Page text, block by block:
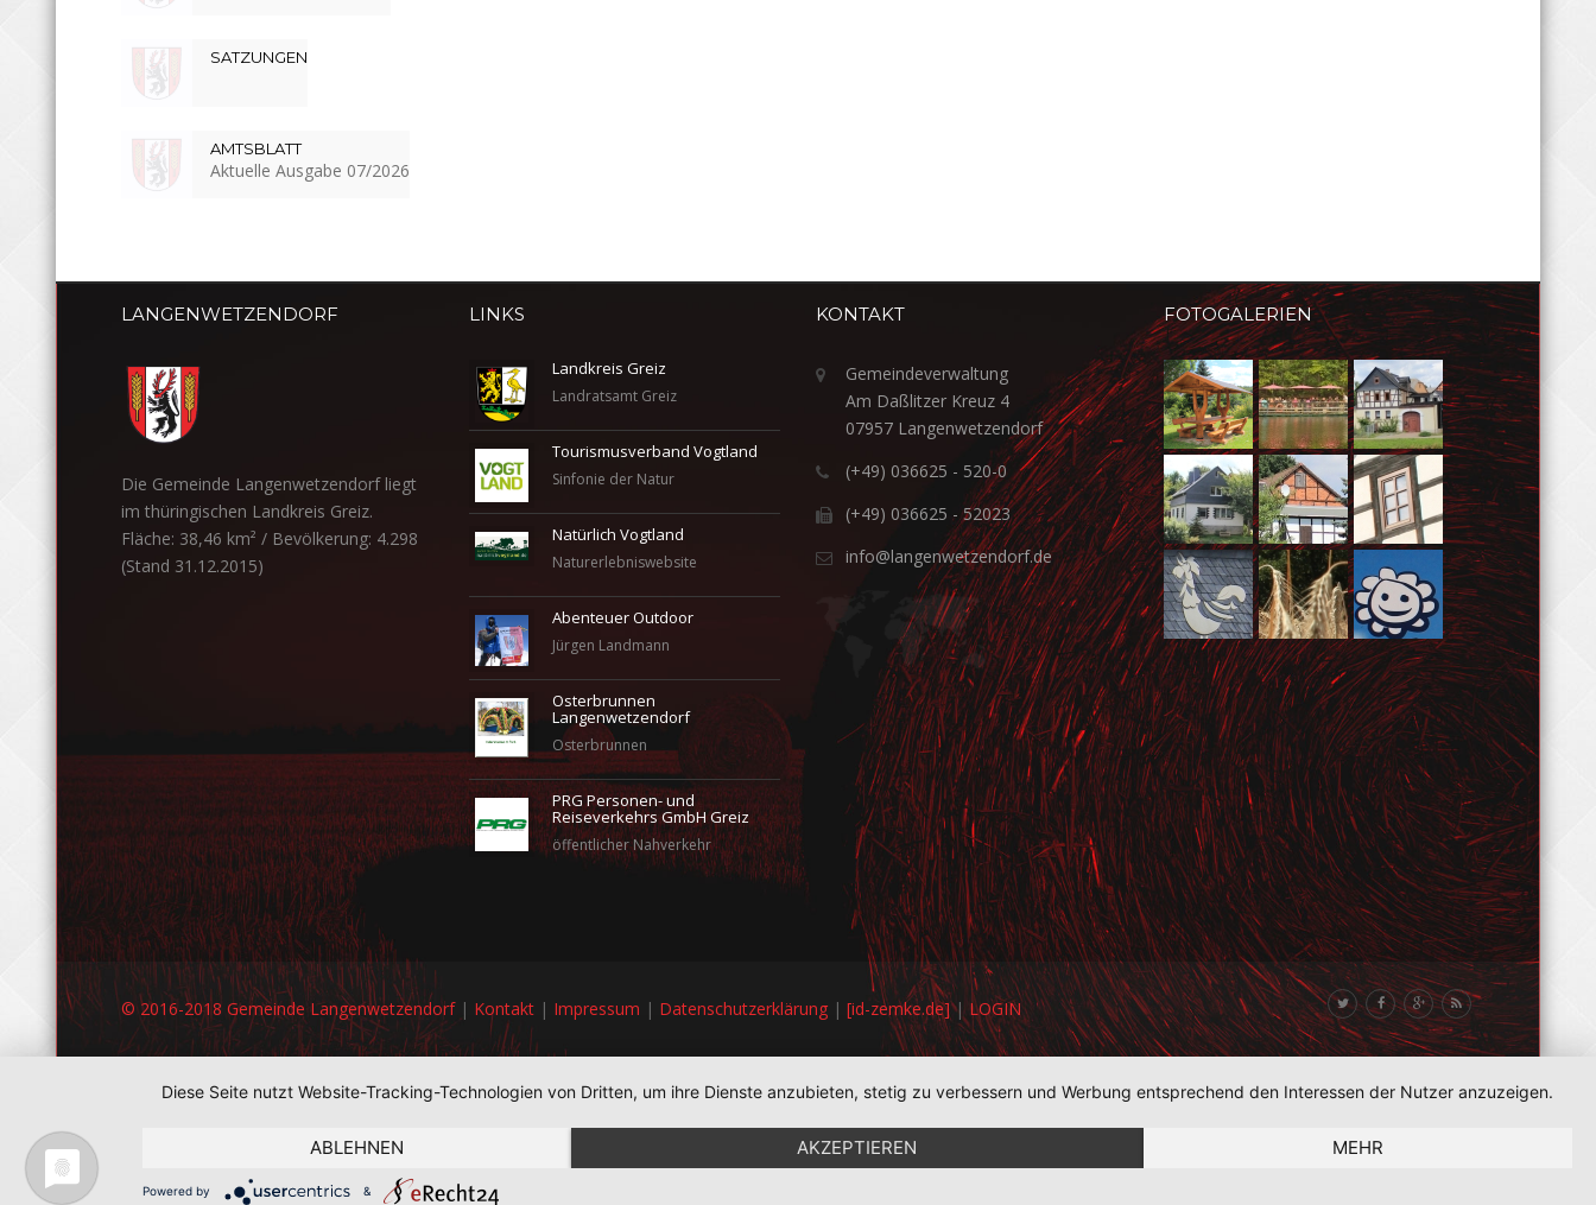
SATZUNGEN
AMTSBLATT
Aktuelle Ausgabe 07/2026
LANGENWETZENDORF
Die Gemeinde Langenwetzendorf liegt
im thüringischen Landkreis Greiz.
Fläche: 38,46 km² / Bevölkerung: 4.298
(Stand 31.12.2015)
LINKS
Landkreis Greiz
Landratsamt Greiz
Tourismusverband Vogtland
Sinfonie der Natur
Natürlich Vogtland
Naturerlebniswebsite
Abenteuer Outdoor
Jürgen Landmann
Osterbrunnen
Langenwetzendorf
Osterbrunnen
PRG Personen- und
Reiseverkehrs GmbH Greiz
öffentlicher Nahverkehr
KONTAKT
Gemeindeverwaltung
Am Daßlitzer Kreuz 4
07957 Langenwetzendorf
(+49) 036625 - 520-0
(+49) 036625 - 52023
info@langenwetzendorf.de
FOTOGALERIEN
© 2016-2018 Gemeinde Langenwetzendorf| Kontakt | Impressum | Datenschutzerklärung | [id-zemke.de]| LOGIN
Diese Seite nutzt Website-Tracking-Technologien von Dritten, um ihre Dienste anzubieten, stetig zu verbessern und Werbung entsprechend den Interessen der Nutzer anzuzeigen.
ABLEHNEN AKZEPTIEREN MEHR
Powered by &